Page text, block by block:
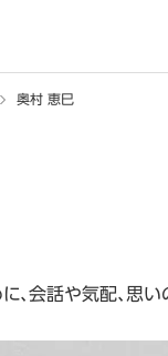
奥村 恵巳
、会話や気配、思